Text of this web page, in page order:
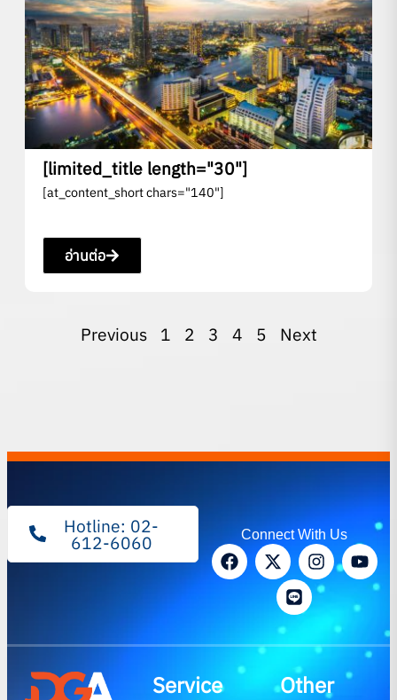
[limited_title length="30"]
[at_content_short chars="140"]
อ่านต่อ
Previous 1 2 3 4 5 Next
Hotline: 02-
612-6060 Connect With Us
Service Other